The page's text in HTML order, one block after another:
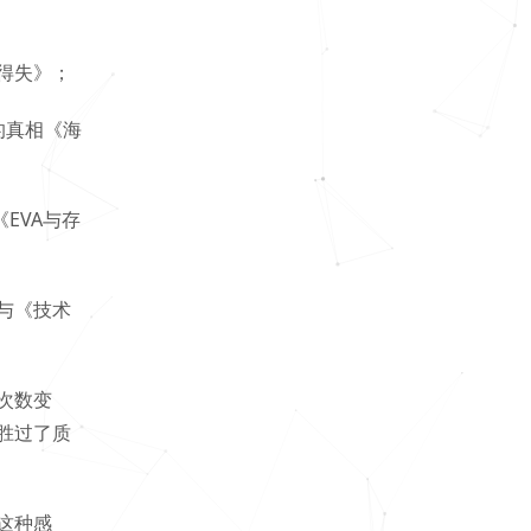
失》；
相《海
与存
《技术
数变
过了质
种感